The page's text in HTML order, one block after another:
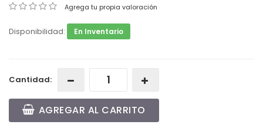
Agrega tu propia valoración
Disponibilidad: En Inventario
Cantidad:
AGREGAR AL CARRITO